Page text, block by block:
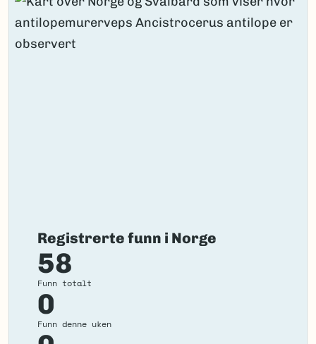
Registrerte funn i Norge
58
Funn totalt
0
Funn denne uken